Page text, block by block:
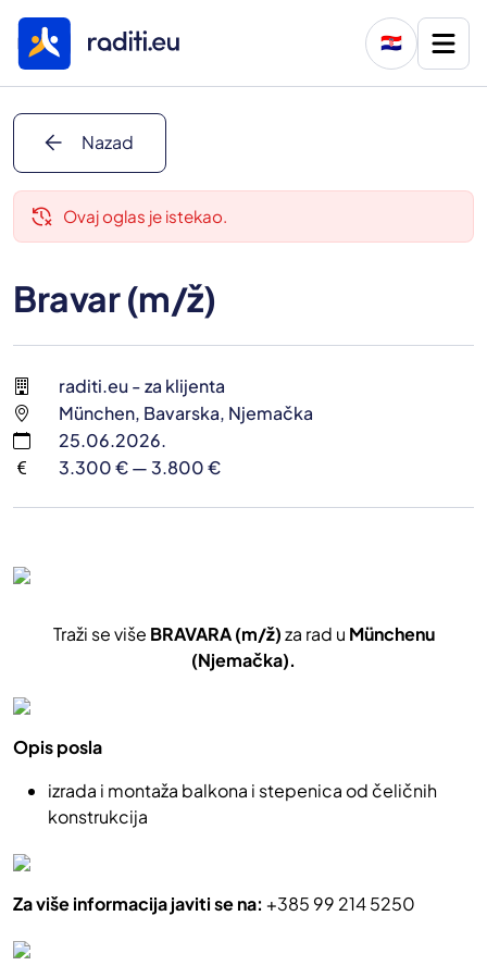
🇭🇷
arrow_back Nazad
delete_history Ovaj oglas je istekao.
Bravar (m/ž)
raditi.eu - za klijenta
München, Bavarska, Njemačka
25.06.2026.
3.300 € — 3.800 €
Traži se više BRAVARA (m/ž)za rad u Münchenu
(Njemačka).
Opis posla
izrada i montaža balkona i stepenica od čeličnih
konstrukcija
Za više informacija javiti se na: +385 99 214 5250